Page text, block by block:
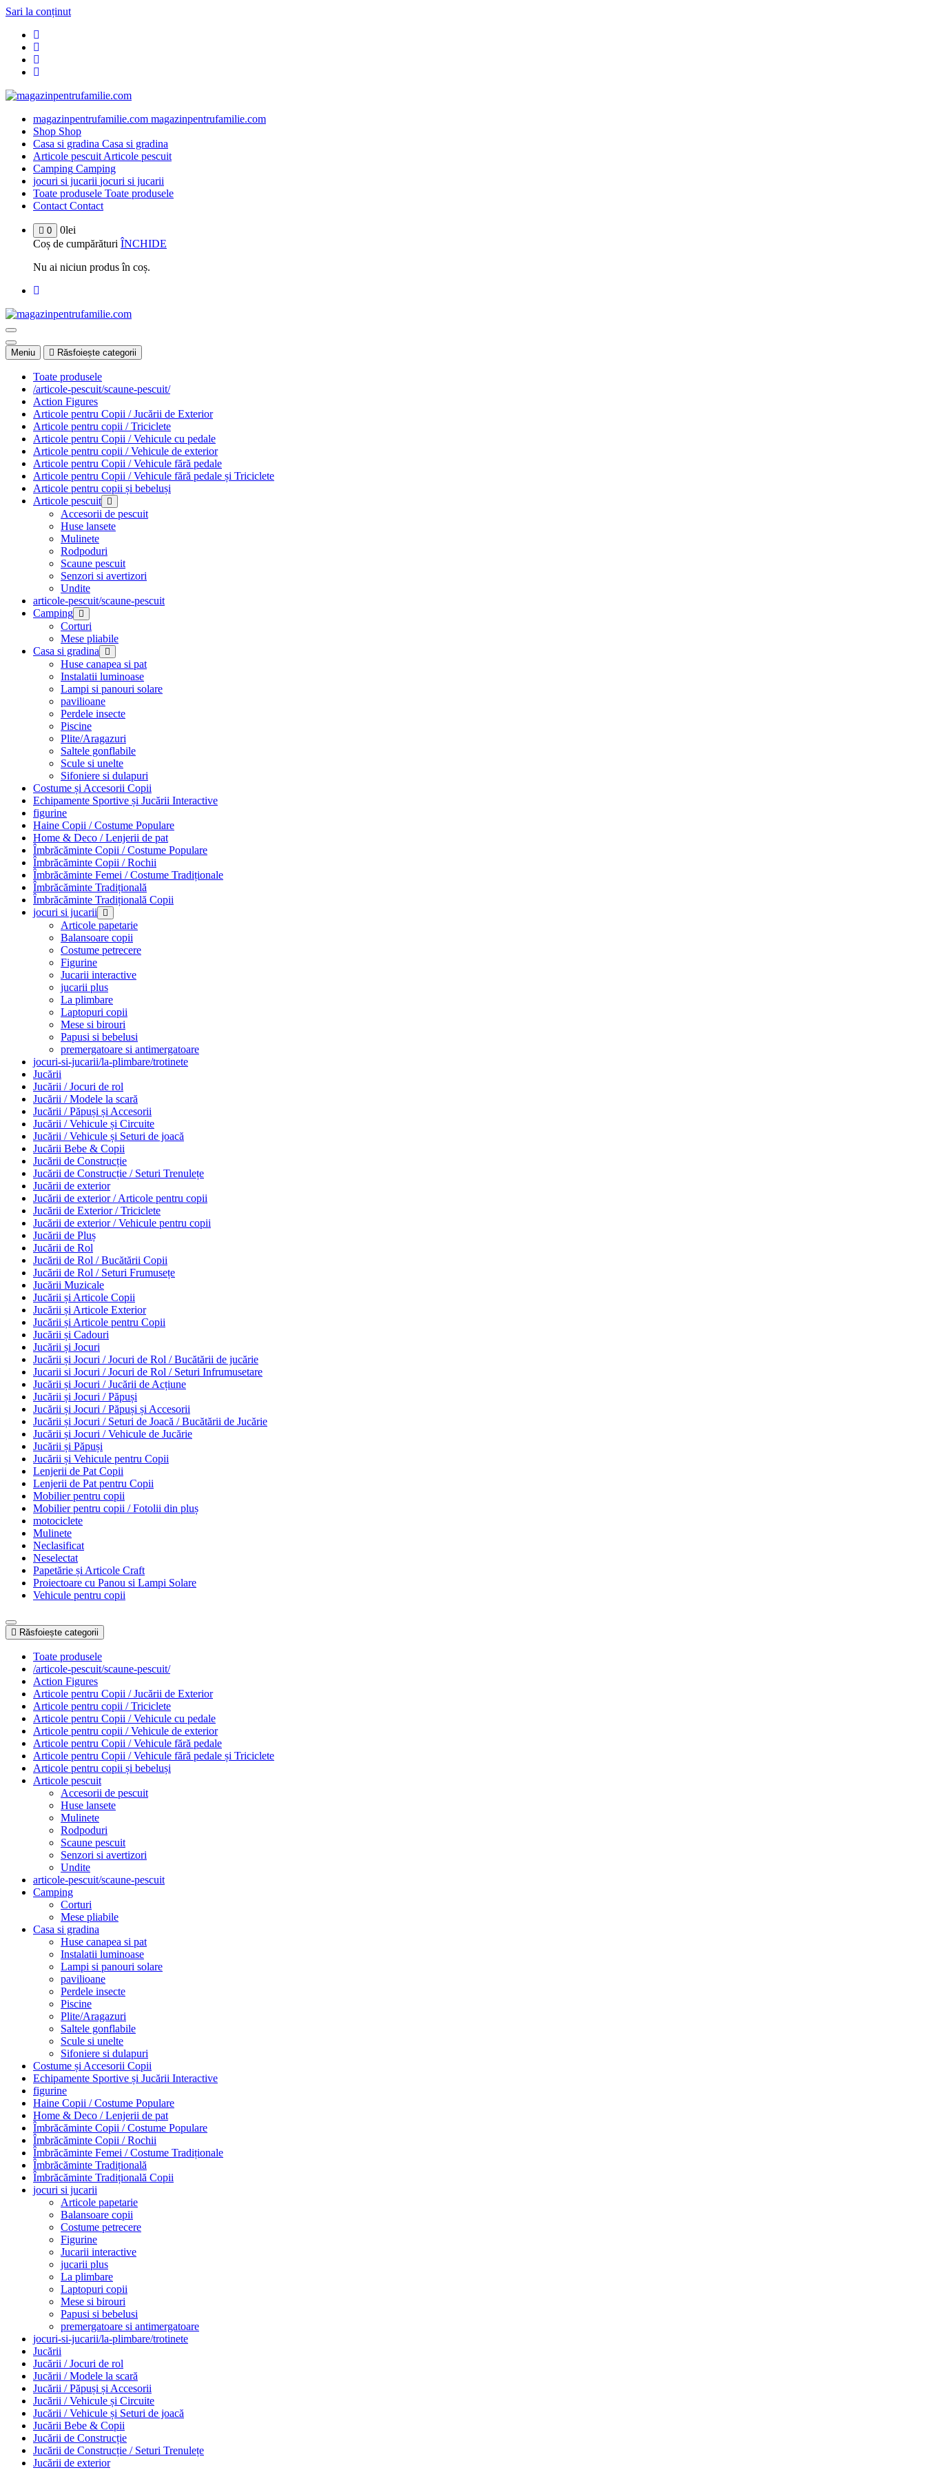
Sari la conținut
magazinpentrufamilie.com magazinpentrufamilie.com
Shop Shop
Casa si gradina Casa si gradina
Articole pescuit Articole pescuit
Camping Camping
jocuri si jucarii jocuri si jucarii
Toate produsele Toate produsele
Contact Contact
0 0lei
Coș de cumpărături ÎNCHIDE
Nu ai niciun produs în coș.
Meniu Răsfoiește categorii
Toate produsele
/articole-pescuit/scaune-pescuit/
Action Figures
Articole pentru Copii / Jucării de Exterior
Articole pentru copii / Triciclete
Articole pentru Copii / Vehicule cu pedale
Articole pentru copii / Vehicule de exterior
Articole pentru Copii / Vehicule fără pedale
Articole pentru Copii / Vehicule fără pedale și Triciclete
Articole pentru copii și bebeluși
Articole pescuit
Accesorii de pescuit
Huse lansete
Mulinete
Rodpoduri
Scaune pescuit
Senzori si avertizori
Undite
articole-pescuit/scaune-pescuit
Camping
Corturi
Mese pliabile
Casa si gradina
Huse canapea si pat
Instalatii luminoase
Lampi si panouri solare
pavilioane
Perdele insecte
Piscine
Plite/Aragazuri
Saltele gonflabile
Scule si unelte
Sifoniere si dulapuri
Costume și Accesorii Copii
Echipamente Sportive și Jucării Interactive
figurine
Haine Copii / Costume Populare
Home & Deco / Lenjerii de pat
Îmbrăcăminte Copii / Costume Populare
Îmbrăcăminte Copii / Rochii
Îmbrăcăminte Femei / Costume Tradiționale
Îmbrăcăminte Tradițională
Îmbrăcăminte Tradițională Copii
jocuri si jucarii
Articole papetarie
Balansoare copii
Costume petrecere
Figurine
Jucarii interactive
jucarii plus
La plimbare
Laptopuri copii
Mese si birouri
Papusi si bebelusi
premergatoare si antimergatoare
jocuri-si-jucarii/la-plimbare/trotinete
Jucării
Jucării / Jocuri de rol
Jucării / Modele la scară
Jucării / Păpuși și Accesorii
Jucării / Vehicule și Circuite
Jucării / Vehicule și Seturi de joacă
Jucării Bebe & Copii
Jucării de Construcție
Jucării de Construcție / Seturi Trenulețe
Jucării de exterior
Jucării de exterior / Articole pentru copii
Jucării de Exterior / Triciclete
Jucării de exterior / Vehicule pentru copii
Jucării de Pluș
Jucării de Rol
Jucării de Rol / Bucătării Copii
Jucării de Rol / Seturi Frumusețe
Jucării Muzicale
Jucării și Articole Copii
Jucării și Articole Exterior
Jucării și Articole pentru Copii
Jucării și Cadouri
Jucării și Jocuri
Jucării și Jocuri / Jocuri de Rol / Bucătării de jucărie
Jucarii si Jocuri / Jocuri de Rol / Seturi Infrumusetare
Jucării și Jocuri / Jucării de Acțiune
Jucării și Jocuri / Păpuși
Jucării și Jocuri / Păpuși și Accesorii
Jucării și Jocuri / Seturi de Joacă / Bucătării de Jucărie
Jucării și Jocuri / Vehicule de Jucărie
Jucării și Păpuși
Jucării și Vehicule pentru Copii
Lenjerii de Pat Copii
Lenjerii de Pat pentru Copii
Mobilier pentru copii
Mobilier pentru copii / Fotolii din pluș
motociclete
Mulinete
Neclasificat
Neselectat
Papetărie și Articole Craft
Proiectoare cu Panou si Lampi Solare
Vehicule pentru copii
Răsfoiește categorii
Toate produsele
/articole-pescuit/scaune-pescuit/
Action Figures
Articole pentru Copii / Jucării de Exterior
Articole pentru copii / Triciclete
Articole pentru Copii / Vehicule cu pedale
Articole pentru copii / Vehicule de exterior
Articole pentru Copii / Vehicule fără pedale
Articole pentru Copii / Vehicule fără pedale și Triciclete
Articole pentru copii și bebeluși
Articole pescuit
Accesorii de pescuit
Huse lansete
Mulinete
Rodpoduri
Scaune pescuit
Senzori si avertizori
Undite
articole-pescuit/scaune-pescuit
Camping
Corturi
Mese pliabile
Casa si gradina
Huse canapea si pat
Instalatii luminoase
Lampi si panouri solare
pavilioane
Perdele insecte
Piscine
Plite/Aragazuri
Saltele gonflabile
Scule si unelte
Sifoniere si dulapuri
Costume și Accesorii Copii
Echipamente Sportive și Jucării Interactive
figurine
Haine Copii / Costume Populare
Home & Deco / Lenjerii de pat
Îmbrăcăminte Copii / Costume Populare
Îmbrăcăminte Copii / Rochii
Îmbrăcăminte Femei / Costume Tradiționale
Îmbrăcăminte Tradițională
Îmbrăcăminte Tradițională Copii
jocuri si jucarii
Articole papetarie
Balansoare copii
Costume petrecere
Figurine
Jucarii interactive
jucarii plus
La plimbare
Laptopuri copii
Mese si birouri
Papusi si bebelusi
premergatoare si antimergatoare
jocuri-si-jucarii/la-plimbare/trotinete
Jucării
Jucării / Jocuri de rol
Jucării / Modele la scară
Jucării / Păpuși și Accesorii
Jucării / Vehicule și Circuite
Jucării / Vehicule și Seturi de joacă
Jucării Bebe & Copii
Jucării de Construcție
Jucării de Construcție / Seturi Trenulețe
Jucării de exterior